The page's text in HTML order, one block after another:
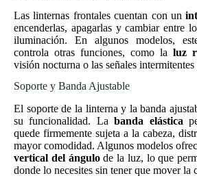
Las linternas frontales cuentan con un
encenderlas, apagarlas y cambiar entre
iluminación. En algunos modelos,
controla otras funciones, como la luz
visión nocturna o las señales intermitentes
Soporte y Banda Ajustable
El soporte de la linterna y la banda
su funcionalidad. Labanda elástica
quede firmemente sujeta a la cabeza,
mayor comodidad. Algunos modelos
vertical del ángulode la luz, lo que
donde lo necesites sin tener que mover la